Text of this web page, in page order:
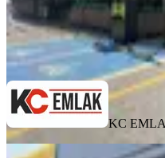
KC EMLAK İNŞAAT Pınar
Ara
KC